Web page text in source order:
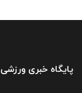
پایگاه خبری ورزشی